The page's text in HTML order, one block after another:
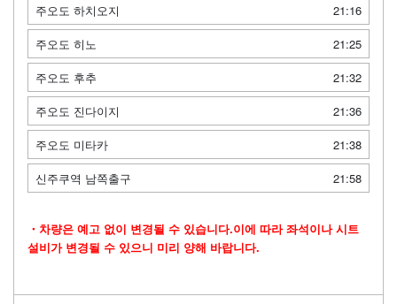
주오도 하치오지
21:16
주오도 히노
21:25
주오도 후추
21:32
주오도 진다이지
21:36
주오도 미타카
21:38
신주쿠역 남쪽출구
21:58
・차량은 예고 없이 변경될 수 있습니다.이에 따라 좌석이나 시트
설비가 변경될 수 있으니 미리 양해 바랍니다.